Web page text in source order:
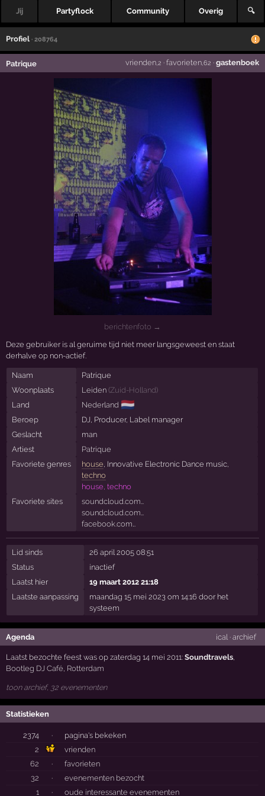
Jij Partyflock Community Overig 🔍
Profiel · 208764
Patrique vrienden,2 · favorieten,62 · gastenboek
berichtenfoto →
Deze gebruiker is al geruime tijd niet meer langsgeweest en staat
derhalve op non-actief.
Naam
Patrique
Woonplaats
Leiden (Zuid-Holland)
Land
Nederland 🇳🇱
Beroep
DJ, Producer, Label manager
Geslacht
man
Artiest
Patrique
Favoriete genres
house , Innovative Electronic Dance music,
techno
house, techno
Favoriete sites
soundcloud.com…
soundcloud.com…
facebook.com…
Lid sinds
26 april 2005 08:51
Status
inactief
Laatst hier
19 maart 2012 21:18
Laatste aanpassing
maandag 15 mei 2023 om 14:16 door het
systeem
Agenda ical· archief
Laatst bezochte feest was op zaterdag 14 mei 2011:Soundtravels,
Bootleg DJ Café, Rotterdam
toon archief, 32 evenementen
Statistieken
2374 ·
pagina's bekeken
2
vrienden
62
·
favorieten
32
·
evenementen bezocht
1
· oude interessante evenementen